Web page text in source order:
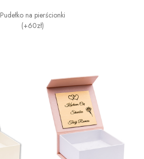
Pudełko na pierścionki
(+60zł)